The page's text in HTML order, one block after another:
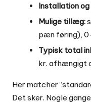
Installation
Mulige tillæg:
pæn føring),
Typisk total
kr. afhængigt
Her matcher
Det sker. Nogle